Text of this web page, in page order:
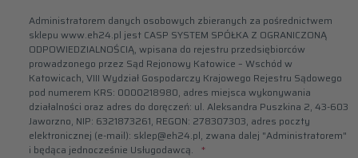
Administratorem danych osobowych zbieranych za pośrednictwem
sklepu www.eh24.pl jest CASP SYSTEM SPÓŁKA Z OGRANICZONĄ
ODPOWIEDZIALNOŚCIĄ, wpisana do rejestru przedsiębiorców
prowadzonego przez Sąd Rejonowy Katowice – Wschód w
Katowicach, VIII Wydział Gospodarczy Krajowego Rejestru Sądowego
pod numerem KRS: 0000218980, adres miejsca wykonywania
działalności oraz adres do doręczeń: ul. Aleksandra Puszkina 2, 43-603
Jaworzno, NIP: 6321873261, REGON: 278307303, adres poczty
elektronicznej (e-mail): sklep@eh24.pl, zwana dalej "Administratorem"
i będąca jednocześnie Usługodawcą.